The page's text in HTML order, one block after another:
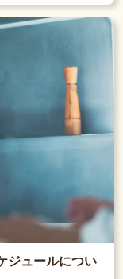
ジュールについ